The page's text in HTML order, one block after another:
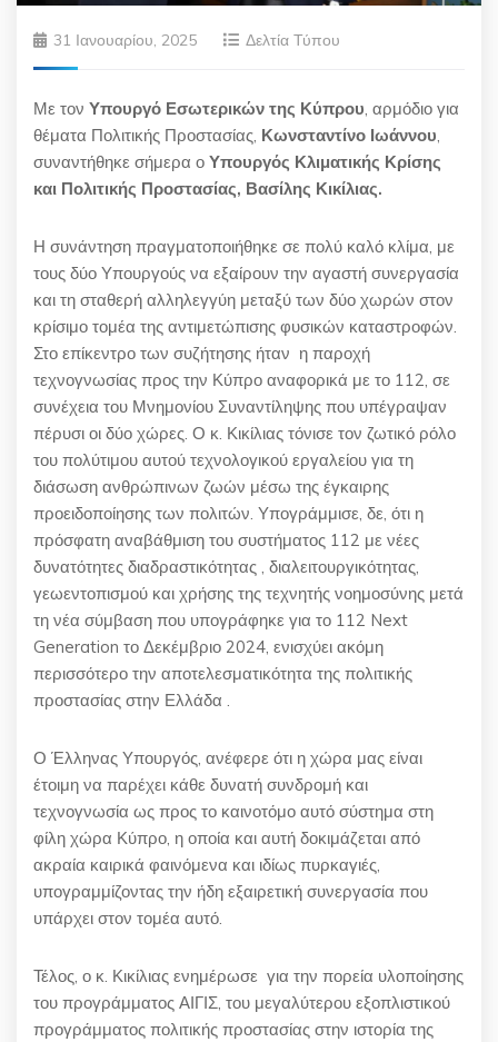
31 Ιανουαρίου, 2025 Δελτία Τύπου
Με τον Υπουργό Εσωτερικών της Κύπρου, αρμόδιο για
θέματα Πολιτικής Προστασίας, Κωνσταντίνο Ιωάννου,
συναντήθηκε σήμερα ο Υπουργός Κλιματικής Κρίσης
και Πολιτικής Προστασίας, Βασίλης Κικίλιας.
Η συνάντηση πραγματοποιήθηκε σε πολύ καλό κλίμα, με
τους δύο Υπουργούς να εξαίρουν την αγαστή συνεργασία
και τη σταθερή αλληλεγγύη μεταξύ των δύο χωρών στον
κρίσιμο τομέα της αντιμετώπισης φυσικών καταστροφών.
Στο επίκεντρο των συζήτησης ήταν η παροχή
τεχνογνωσίας προς την Κύπρο αναφορικά με το 112, σε
συνέχεια του Μνημονίου Συναντίληψης που υπέγραψαν
πέρυσι οι δύο χώρες. Ο κ. Κικίλιας τόνισε τον ζωτικό ρόλο
του πολύτιμου αυτού τεχνολογικού εργαλείου για τη
διάσωση ανθρώπινων ζωών μέσω της έγκαιρης
προειδοποίησης των πολιτών. Υπογράμμισε, δε, ότι η
πρόσφατη αναβάθμιση του συστήματος 112 με νέες
δυνατότητες διαδραστικότητας , διαλειτουργικότητας,
γεωεντοπισμού και χρήσης της τεχνητής νοημοσύνης μετά
τη νέα σύμβαση που υπογράφηκε για το 112 Next
Generation το Δεκέμβριο 2024, ενισχύει ακόμη
περισσότερο την αποτελεσματικότητα της πολιτικής
προστασίας στην Ελλάδα .
Ο Έλληνας Υπουργός, ανέφερε ότι η χώρα μας είναι
έτοιμη να παρέχει κάθε δυνατή συνδρομή και
τεχνογνωσία ως προς το καινοτόμο αυτό σύστημα στη
φίλη χώρα Κύπρο, η οποία και αυτή δοκιμάζεται από
ακραία καιρικά φαινόμενα και ιδίως πυρκαγιές,
υπογραμμίζοντας την ήδη εξαιρετική συνεργασία που
υπάρχει στον τομέα αυτό.
Τέλος, ο κ. Κικίλιας ενημέρωσε για την πορεία υλοποίησης
του προγράμματος ΑΙΓΙΣ, του μεγαλύτερου εξοπλιστικού
προγράμματος πολιτικής προστασίας στην ιστορία της